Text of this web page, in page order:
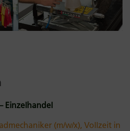
– Einzelhandel
(m/w/x), Vollzeit in